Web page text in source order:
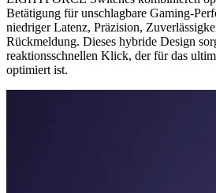
Betätigung für unschlagbare Gaming-
niedriger Latenz, Präzision,
Rückmeldung. Dieses hybride Design
reaktionsschnellen Klick, der für das
optimiert ist.